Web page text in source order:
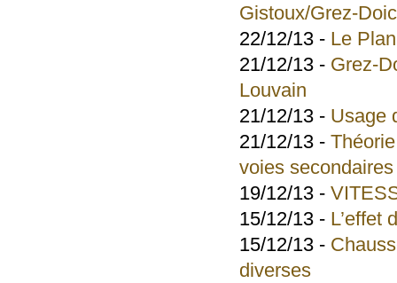
Gistoux/Grez-
22/12/13 - Le
21/12/13 - Grez-
Louvain
21/12/13 - Usage
21/12/13 -
voies secondaires
19/12/13 -
15/12/13 - L’effet
15/12/13 -
diverses